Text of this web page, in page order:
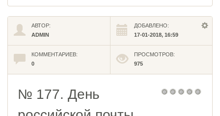
АВТОР:
ADMIN
ДОБАВЛЕНО:
17-01-2018, 16:59
КОММЕНТАРИЕВ:
0
ПРОСМОТРОВ:
975
№ 177. День